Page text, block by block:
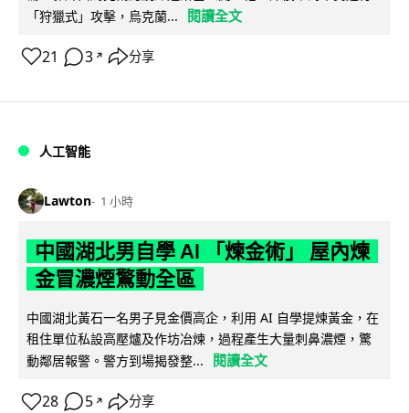
「狩獵式」攻擊，烏克蘭...
閱讀全文
21 3 ↗ 分享
人工智能
Lawton 1 小時
中國湖北男自學 AI 「煉金術」 屋內煉
金冒濃煙驚動全區
中國湖北黃石一名男子見金價高企，利用 AI 自學提煉黃金，在
租住單位私設高壓爐及作坊冶煉，過程產生大量刺鼻濃煙，驚
動鄰居報警。警方到場揭發整...
閱讀全文
28 5 ↗ 分享